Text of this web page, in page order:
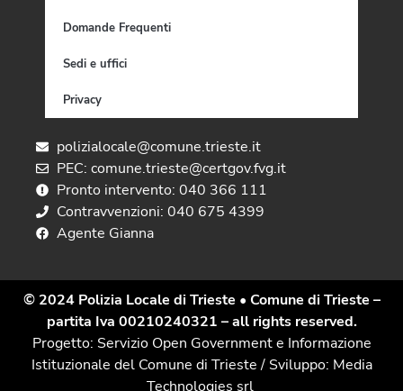
Domande Frequenti
Sedi e uffici
Privacy
polizialocale@comune.trieste.it
PEC: comune.trieste@certgov.fvg.it
Pronto intervento: 040 366 111
Contravvenzioni: 040 675 4399
Agente Gianna
© 2024 Polizia Locale di Trieste • Comune di Trieste –
partita Iva 00210240321 – all rights reserved.
Progetto: Servizio Open Government e Informazione
Istituzionale del Comune di Trieste / Sviluppo: Media
Technologies srl